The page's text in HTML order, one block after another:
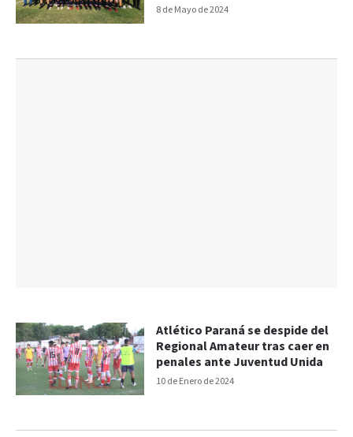
8 de Mayo de 2024
10 de Enero de 2024
Atlético Paraná se despide del
Regional Amateur tras caer en
penales ante Juventud Unida